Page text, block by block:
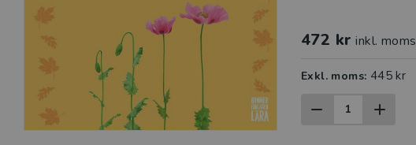
472 kr inkl. moms
Exkl. moms: 445 kr